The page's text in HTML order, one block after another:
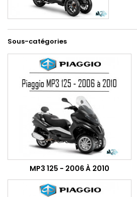
Sous-catégories
MP3 125 - 2006 À 2010